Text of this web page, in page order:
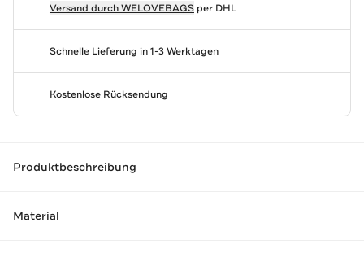
Versand durchWELOVEBAGSper DHL
Schnelle Lieferung in 1-3 Werktagen
Kostenlose Rücksendung
Produktbeschreibung
Material